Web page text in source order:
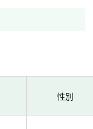
性別